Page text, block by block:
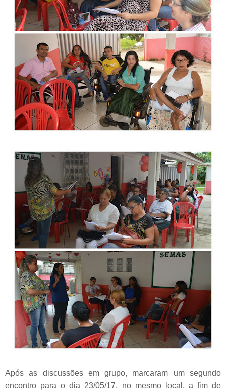
Após as discussões em grupo, marcaram um segundo
encontro para o dia 23/05/17, no mesmo local, a fim de